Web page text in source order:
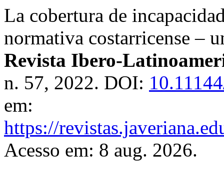
La cobertura de
normativa costarricense –
Revista Ibero-
n. 57, 2022. DOI:
em:
https://
Acesso em: 8 aug. 2026.